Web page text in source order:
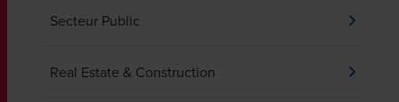
Secteur Public
Real Estate & Construction